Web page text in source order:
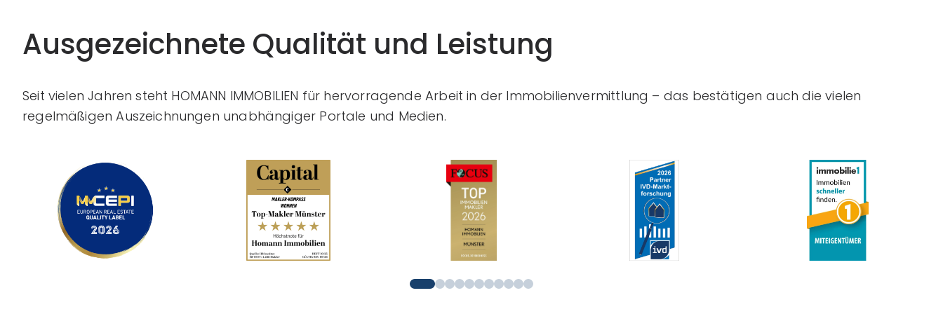
Ausgezeichnete Qualität und Leistung
Seit vielen Jahren steht HOMANN IMMOBILIEN für hervorragende Arbeit in der Immobilienvermittlung – das bestätigen auch die vielen
regelmäßigen Auszeichnungen unabhängiger Portale und Medien.